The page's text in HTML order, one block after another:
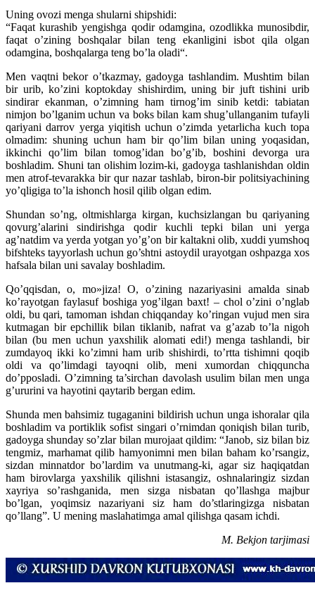
Uning ovozi menga shularni shipshidi:
“Faqat kurashib yengishga qodir odamgina, ozodlikka munosibdir,
faqat o’zining boshqalar bilan teng ekanligini isbot qila olgan
odamgina, boshqalarga teng bo’la oladi“.
Men vaqtni bekor o’tkazmay, gadoyga tashlandim. Mushtim bilan
bir urib, ko’zini koptokday shishirdim, uning bir juft tishini urib
sindirar ekanman, o’zimning ham tirnog’im sinib ketdi: tabiatan
nimjon bo’lganim uchun va boks bilan kam shug’ullanganim tufayli
qariyani darrov yerga yiqitish uchun o’zimda yetarlicha kuch topa
olmadim: shuning uchun ham bir qo’lim bilan uning yoqasidan,
ikkinchi qo’lim bilan tomog’idan bo’g’ib, boshini devorga ura
boshladim. Shuni tan olishim lozim-ki, gadoyga tashlanishdan oldin
men atrof-tevarakka bir qur nazar tashlab, biron-bir politsiyachining
yo’qligiga to’la ishonch hosil qilib olgan edim.
Shundan so’ng, oltmishlarga kirgan, kuchsizlangan bu qariyaning
qovurg’alarini sindirishga qodir kuchli tepki bilan uni yerga
ag’natdim va yerda yotgan yo’g’on bir kaltakni olib, xuddi yumshoq
bifshteks tayyorlash uchun go’shtni astoydil urayotgan oshpazga xos
hafsala bilan uni savalay boshladim.
Qo’qqisdan, o, mo»jiza! O, o’zining nazariyasini amalda sinab
ko’rayotgan faylasuf boshiga yog’ilgan baxt! – chol o’zini o’nglab
oldi, bu qari, tamoman ishdan chiqqanday ko’ringan vujud men sira
kutmagan bir epchillik bilan tiklanib, nafrat va g’azab to’la nigoh
bilan (bu men uchun yaxshilik alomati edi!) menga tashlandi, bir
zumdayoq ikki ko’zimni ham urib shishirdi, to’rtta tishimni qoqib
oldi va qo’limdagi tayoqni olib, meni xumordan chiqquncha
do’pposladi. O’zimning ta’sirchan davolash usulim bilan men unga
g’ururini va hayotini qaytarib bergan edim.
Shunda men bahsimiz tugaganini bildirish uchun unga ishoralar qila
boshladim va portiklik sofist singari o’rnimdan qoniqish bilan turib,
gadoyga shunday so’zlar bilan murojaat qildim: “Janob, siz bilan biz
tengmiz, marhamat qilib hamyonimni men bilan baham ko’rsangiz,
sizdan minnatdor bo’lardim va unutmang-ki, agar siz haqiqatdan
ham birovlarga yaxshilik qilishni istasangiz, oshnalaringiz sizdan
xayriya so’rashganida, men sizga nisbatan qo’llashga majbur
bo’lgan, yoqimsiz nazariyani siz ham do’stlaringizga nisbatan
qo’llang”. U mening maslahatimga amal qilishga qasam ichdi.
M. Bekjon tarjimasi